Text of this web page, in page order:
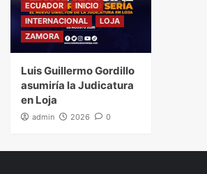
ECUADOR
INICIO
INTERNACIONAL
LOJA
ZAMORA
Luis Guillermo Gordillo
asumiría la Judicatura
en Loja
admin 2026 0